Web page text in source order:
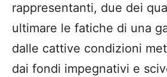
rappresentanti, due dei
ultimare le fatiche di una
dalle cattive condizioni
dai fondi impegnativi e